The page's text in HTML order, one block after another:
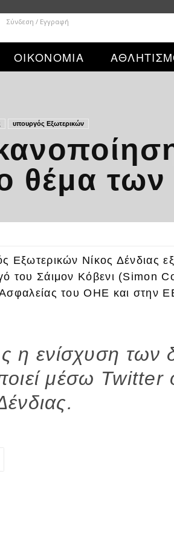
Σύνδεση / Εγγραφή
ΟΙΚΟΝΟΜΙΑ
υπουργός Εξωτερικών
θέμα
Εξωτερικών Νίκος Δένδιας
του Σάιμον Κόβενι (Simon
του ΟΗΕ και στην
η ενίσχυση των
μέσω Twitter